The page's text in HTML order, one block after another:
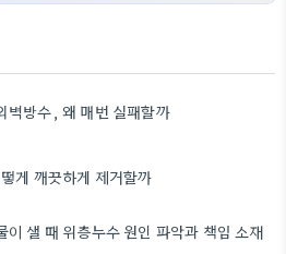
벽방수, 왜 매번 실패할까
게 깨끗하게 제거할까
이 샐 때 위층누수 원인 파악과 책임 소재